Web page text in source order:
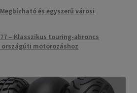
és egyszerű városi
– Klasszikus touring-abroncs
országúti motorozáshoz